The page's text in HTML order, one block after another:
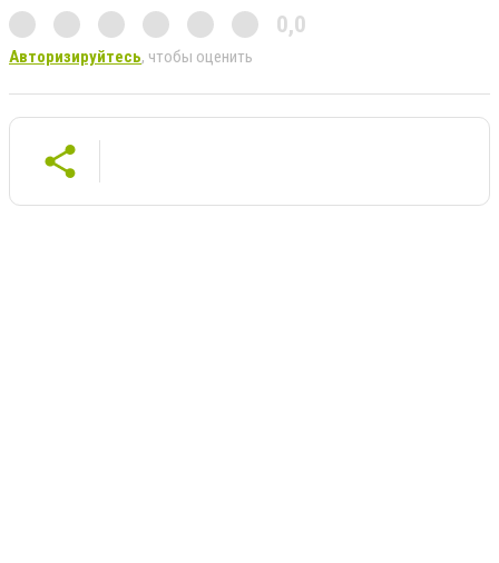
0,0
Авторизируйтесь, чтобы оценить